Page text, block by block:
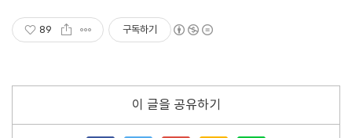
89 구독하기
이 글을 공유하기